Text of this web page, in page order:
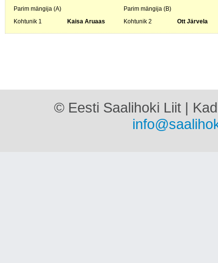
Parim mängija (A)
Parim mängija (B)
Kohtunik 1
Kaisa Aruaas Kohtunik 2 Ott Järvela
© Eesti Saalihoki Liit |